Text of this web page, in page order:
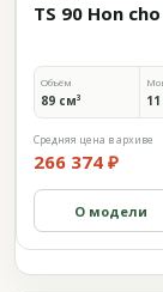
TS 90 Hon
Объём
89 см³
Средняя цена в архиве
266 374 ₽
О модели